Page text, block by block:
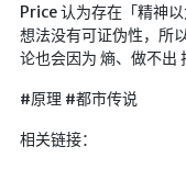
Price 认为存在「精神
想法没有可证伪性，所
论也会因为 熵、做不出
#原理 #都市传说
相关链接：